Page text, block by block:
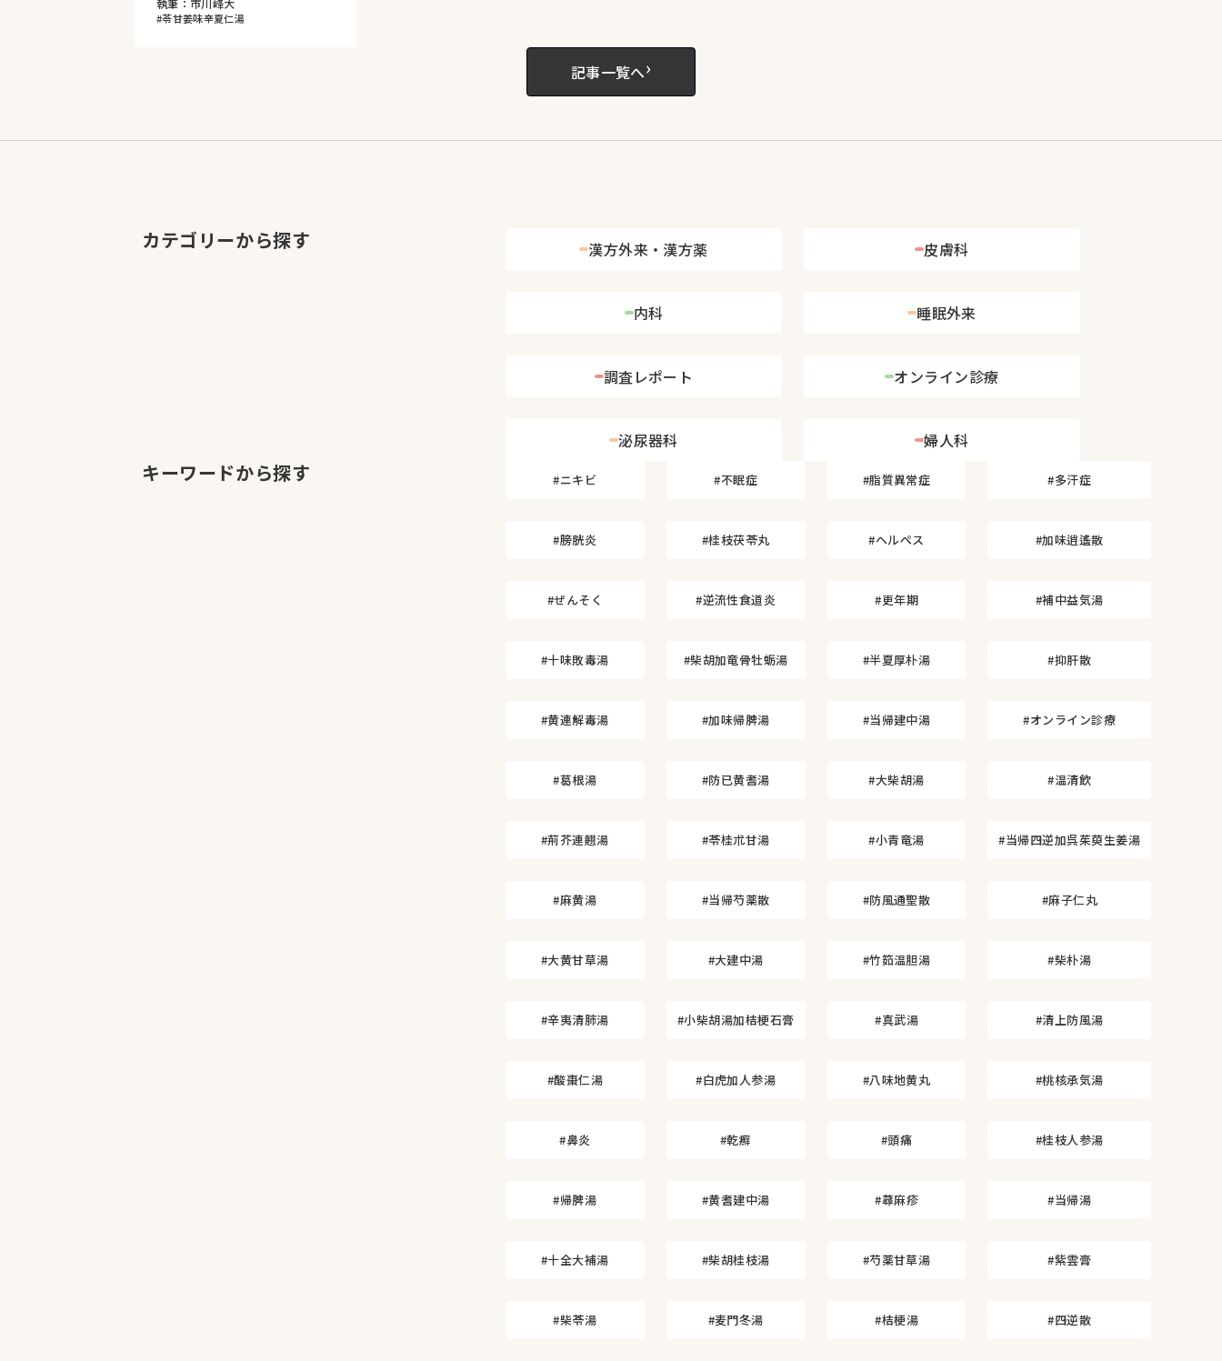
執筆：市川峰大
#苓甘姜味辛夏仁湯
記事一覧へ›
カテゴリーから探す 漢方外来・漢方薬 皮膚科
内科 睡眠外来
調査レポート オンライン診療
泌尿器科 婦人科
キーワードから探す #ニキビ #不眠症 #脂質異常症 #多汗症
#膀胱炎 #桂枝茯苓丸 #ヘルペス #加味逍遙散
#ぜんそく #逆流性食道炎 #更年期 #補中益気湯
#十味敗毒湯 #柴胡加竜骨牡蛎湯 #半夏厚朴湯 #抑肝散
#黄連解毒湯 #加味帰脾湯 #当帰建中湯 #オンライン診療
#葛根湯 #防已黄耆湯 #大柴胡湯 #温清飲
#荊芥連翹湯 #苓桂朮甘湯 #小青竜湯 #当帰四逆加呉茱萸生姜湯
#麻黄湯 #当帰芍薬散 #防風通聖散 #麻子仁丸
#大黄甘草湯 #大建中湯 #竹筎温胆湯 #柴朴湯
#辛夷清肺湯 #小柴胡湯加桔梗石膏 #真武湯 #清上防風湯
#酸棗仁湯 #白虎加人参湯 #八味地黄丸 #桃核承気湯
#鼻炎 #乾癬 #頭痛 #桂枝人参湯
#帰脾湯 #黄耆建中湯 #蕁麻疹 #当帰湯
#十全大補湯 #柴胡桂枝湯 #芍薬甘草湯 #紫雲膏
#柴苓湯 #麦門冬湯 #桔梗湯 #四逆散